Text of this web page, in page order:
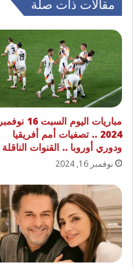
مقالات ذات صلة
مباريات اليوم السبت 16 نوفمبر
2024 .. تصفيات أمم أفريقيا
ودوري أوروبا .. القنوات الناقلة
نوفمبر 16, 2024